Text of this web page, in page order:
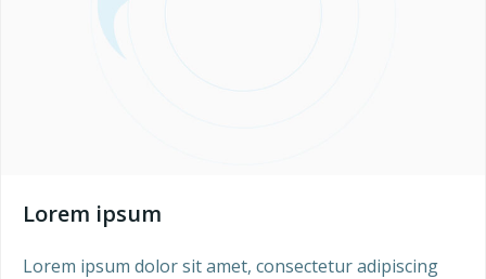
Lorem ipsum
Lorem ipsum dolor sit amet, consectetur adipiscing